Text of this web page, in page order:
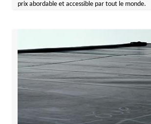
prix abordable et accessible par tout le monde.